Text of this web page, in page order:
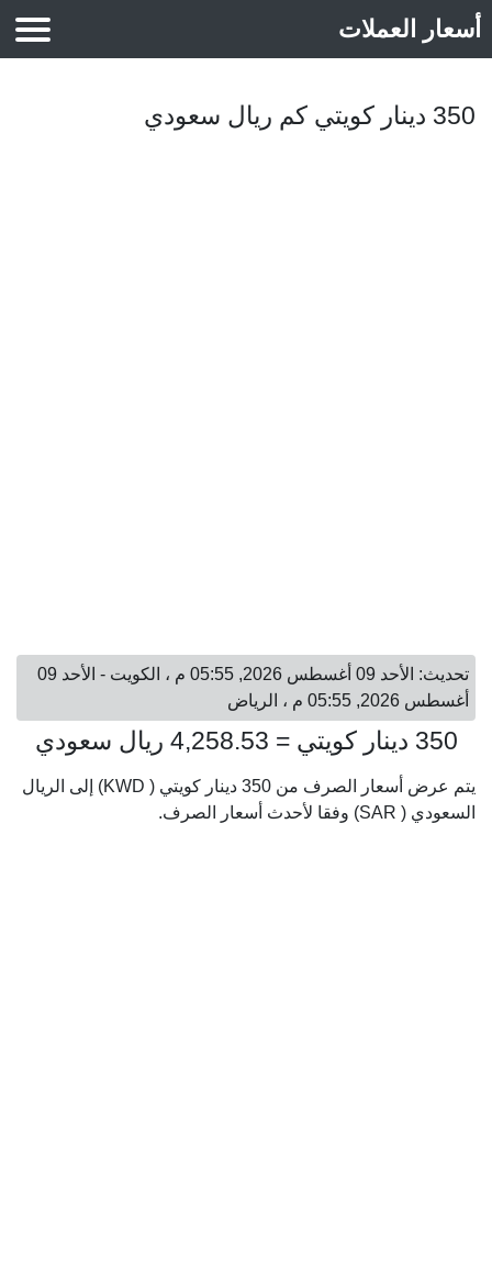
أسعار العملات
350 دينار كويتي كم ريال سعودي
تحديث: الأحد 09 أغسطس 2026, 05:55 م ، الكويت - الأحد 09
أغسطس 2026, 05:55 م ، الرياض
350 دينار كويتي = 4,258.53 ريال سعودي
يتم عرض أسعار الصرف من 350 دينار كويتي ( KWD) إلى الريال
السعودي ( SAR) وفقا لأحدث أسعار الصرف.